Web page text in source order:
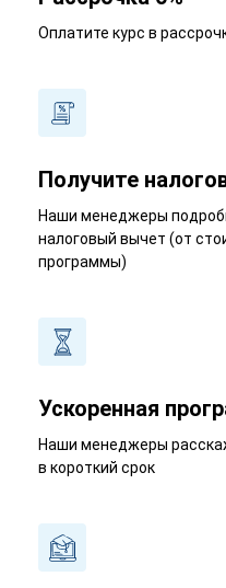
Оплатите курс в
Получите
Наши менеджеры
налоговый вычет (от
программы)
Ускоренная
Наши менеджеры
в короткий срок